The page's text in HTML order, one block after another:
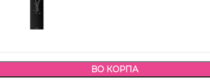
8.240,00
ВО КОРПА